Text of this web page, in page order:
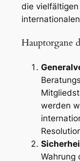
die
Hauptorgane
werden
Wahrung